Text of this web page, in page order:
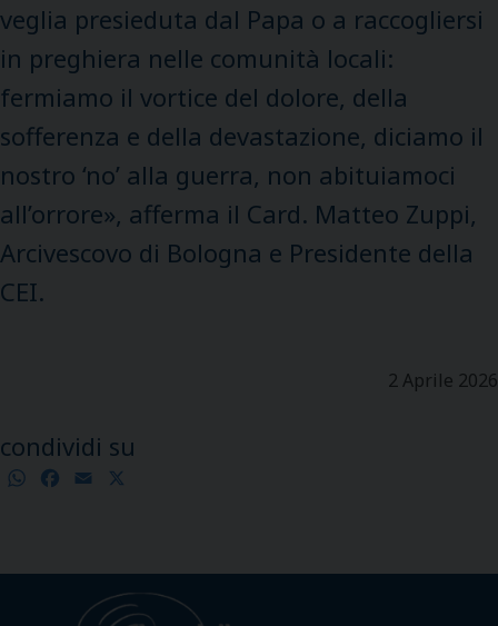
veglia presieduta dal Papa o a raccogliersi
in preghiera nelle comunità locali:
fermiamo il vortice del dolore, della
sofferenza e della devastazione, diciamo il
nostro ‘no’ alla guerra, non abituiamoci
all’orrore», afferma il Card. Matteo Zuppi,
Arcivescovo di Bologna e Presidente della
CEI.
2 Aprile 2026
condividi su
WhatsApp
Facebook
Email